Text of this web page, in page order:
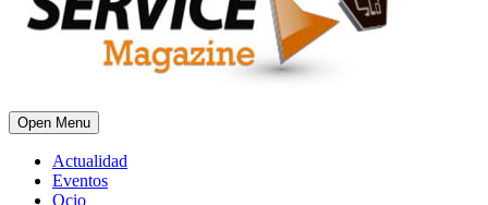
Open Menu
Actualidad
Eventos
Ocio